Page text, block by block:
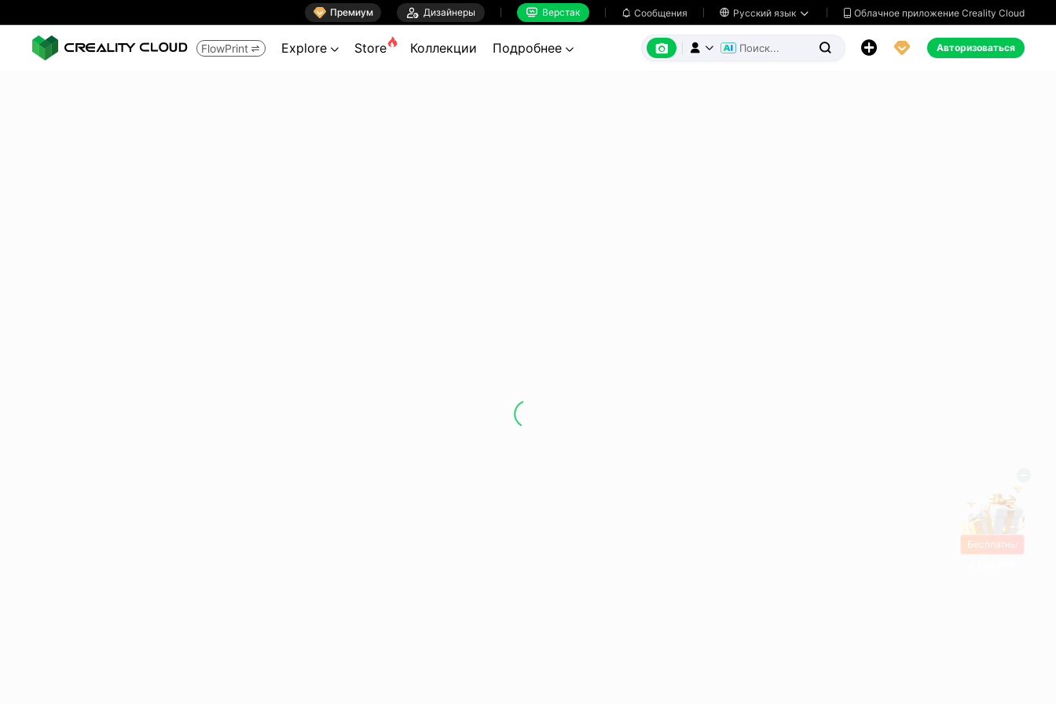
 Премиум  Дизайнеры  Верстак  Сообщения  Русский язык   Облачное приложение Creality Cloud
FlowPrint  Explore  Store Коллекции Подробнее        Авторизоваться
Бесплатны